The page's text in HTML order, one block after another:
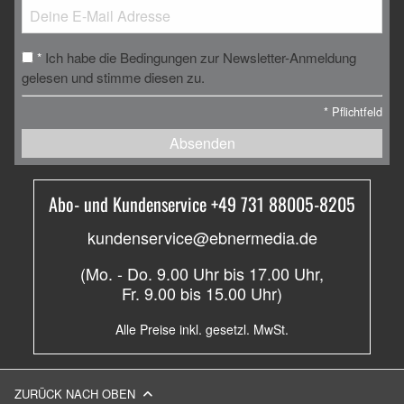
* Ich habe die Bedingungen zur Newsletter-Anmeldung
gelesen und stimme diesen zu.
* Pflichtfeld
Absenden
Abo- und Kundenservice +49 731 88005-8205
kundenservice@ebnermedia.de
(Mo. - Do. 9.00 Uhr bis 17.00 Uhr,
Fr. 9.00 bis 15.00 Uhr)
Alle Preise inkl. gesetzl. MwSt.
ZURÜCK NACH OBEN